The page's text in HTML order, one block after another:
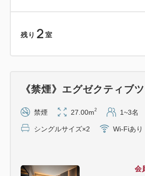
・チェックアウト 11：00a.m.
・チェックイン前チェックアウト
【客室ご案内】
・空気清浄機付加湿器完備
・ズボンプレッサー完備
・敷地内の地下及び地上にござい
残り 2 室
会
《禁煙》エグゼクティブ
禁煙 27.00m2 1~3名
シングルサイズ×2 Wi-Fiあり